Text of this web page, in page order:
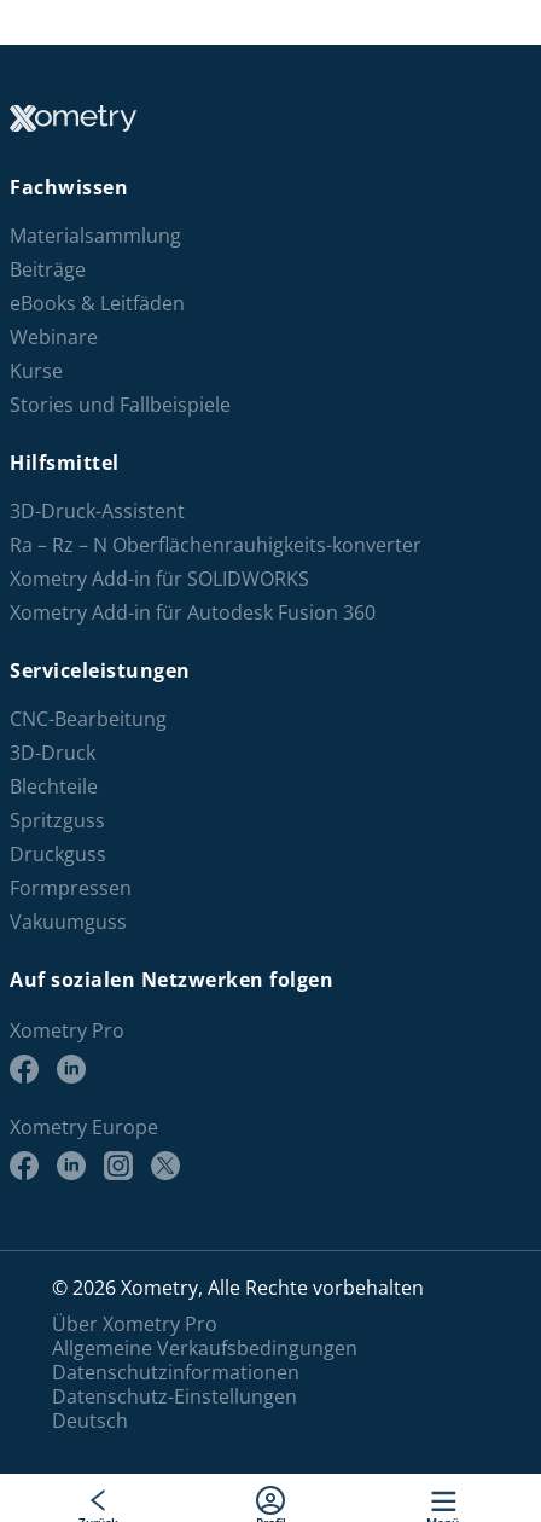
Fachwissen
Materialsammlung
Beiträge
eBooks & Leitfäden
Webinare
Kurse
Stories und Fallbeispiele
Hilfsmittel
3D-Druck-Assistent
Ra – Rz – N Oberflächenrauhigkeits-konverter
Xometry Add-in für SOLIDWORKS
Xometry Add-in für Autodesk Fusion 360
Serviceleistungen
CNC-Bearbeitung
3D-Druck
Blechteile
Spritzguss
Druckguss
Formpressen
Vakuumguss
Auf sozialen Netzwerken folgen
Xometry Pro
Xometry Europe
© 2026 Xometry, Alle Rechte vorbehalten
Über Xometry Pro
Allgemeine Verkaufsbedingungen
Datenschutzinformationen
Datenschutz-Einstellungen
Deutsch